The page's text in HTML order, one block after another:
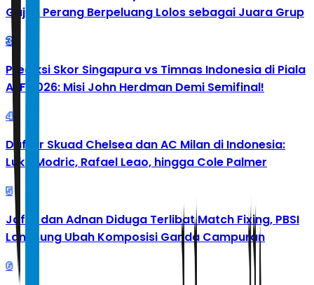
Gajah Perang Berpeluang Lolos sebagai Juara Grup
3
Prediksi Skor Singapura vs Timnas Indonesia di Piala
AFF 2026: Misi John Herdman Demi Semifinal!
4
Daftar Skuad Chelsea dan AC Milan di Indonesia:
Luka Modric, Rafael Leao, hingga Cole Palmer
5
Jafar dan Adnan Diduga Terlibat Match Fixing, PBSI
Langsung Ubah Komposisi Ganda Campuran
6